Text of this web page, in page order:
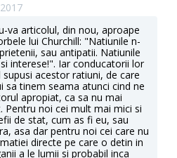
va articolul, din nou, aproape
lui Churchill: "Natiunile n-
sau antipatii. Natiunile
interese!". Iar conducatorii lor
acestor ratiuni, de care
sa tinem seama atunci cind ne
apropiat, ca sa nu mai
Pentru noi cei mult mai mici si
de stat, cum as fi eu, sau
asa dar pentru noi cei care nu
directe pe care o detin in
a le lumii si probabil inca